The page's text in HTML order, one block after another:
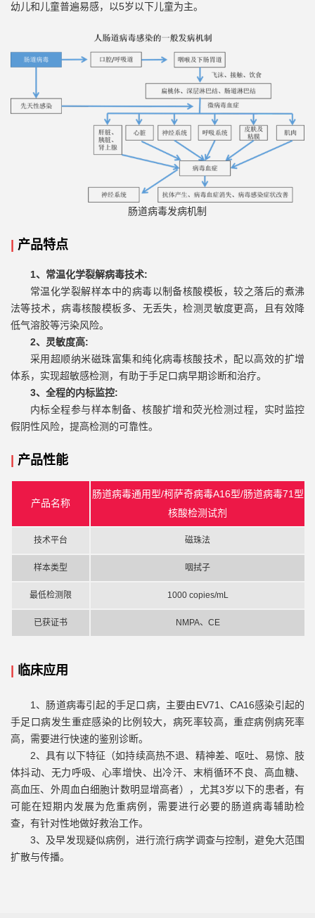
幼儿和儿童普遍易感，以5岁以下儿童为主。
肠道病毒发病机制
| 产品特点
1、常温化学裂解病毒技术:
常温化学裂解样本中的病毒以制备核酸模板，较之落后的煮沸
法等技术，病毒核酸模板多、无丢失，检测灵敏度更高，且有效降
低气溶胶等污染风险。
2、灵敏度高:
采用超顺纳米磁珠富集和纯化病毒核酸技术，配以高效的扩增
体系，实现超敏感检测，有助于手足口病早期诊断和治疗。
3、全程的内标监控:
内标全程参与样本制备、核酸扩增和荧光检测过程，实时监控
假阴性风险，提高检测的可靠性。
| 产品性能
产品名称
肠道病毒通用型/柯萨奇病毒A16型/肠道病毒71型
核酸检测试剂
技术平台 磁珠法
样本类型 咽拭子
最低检测限 1000 copies/mL
已获证书 NMPA、CE
| 临床应用
1、 肠道病毒引起的手足口病，主要由EV71 、 CA16感染引起的
手足口病发生重症感染的比例较大，病死率较高，重症病例病死率
高，需要进行快速的鉴别诊断。
2、具有以下特征（如持续高热不退、精神差、呕吐、易惊、肢
体抖动、无力呼吸、心率增快、出冷汗、末梢循环不良、高血糖、
高血压、外周血白细胞计数明显增高者），尤其3岁以下的患者，有
可能在短期内发展为危重病例，需要进行必要的肠道病毒辅助检
查，有针对性地做好救治工作。
3、及早发现疑似病例，进行流行病学调查与控制，避免大范围
扩散与传播。